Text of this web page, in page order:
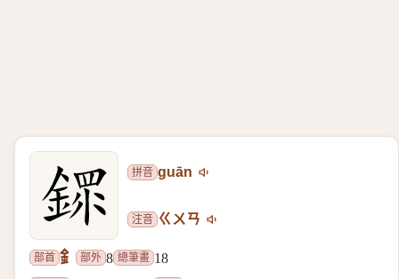
拼音 guān
注音 ㄍㄨㄢ
部首 釒 部外 8 總筆畫 18